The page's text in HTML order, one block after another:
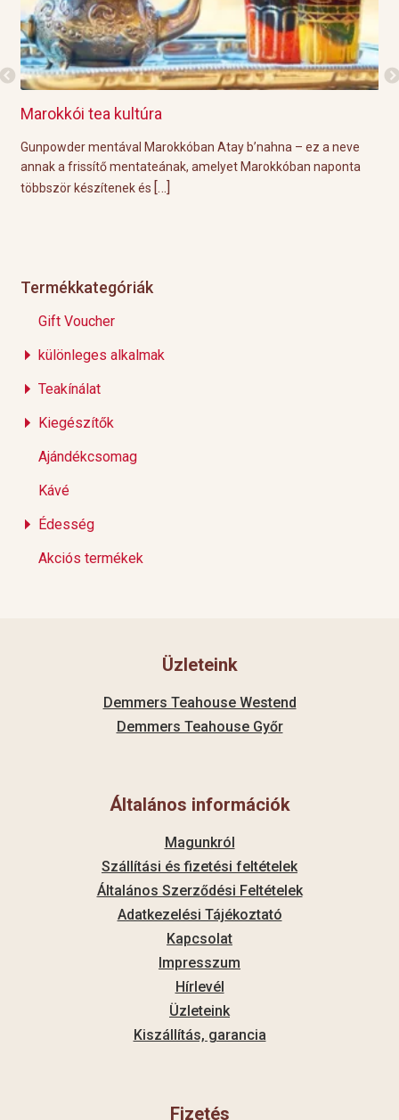
Marokkói tea kultúra
Gunpowder mentával Marokkóban Atay b’nahna – ez a neve
annak a frissítő mentateának, amelyet Marokkóban naponta
többször készítenek és […]
Termékkategóriák
Gift Voucher
különleges alkalmak
Teakínálat
Kiegészítők
Ajándékcsomag
Kávé
Édesség
Akciós termékek
Üzleteink
Demmers Teahouse Westend
Demmers Teahouse Győr
Általános információk
Magunkról
Szállítási és fizetési feltételek
Általános Szerződési Feltételek
Adatkezelési Tájékoztató
Kapcsolat
Impresszum
Hírlevél
Üzleteink
Kiszállítás, garancia
Fizetés